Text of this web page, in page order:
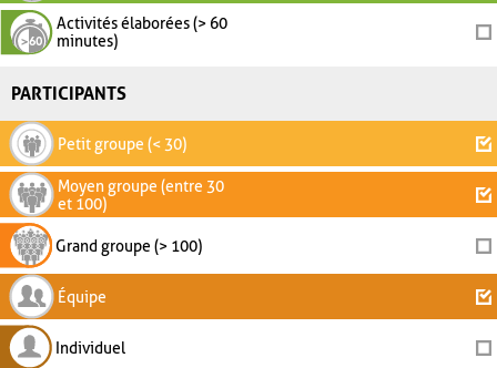
Activités élaborées (> 60
minutes)
PARTICIPANTS
Petit groupe (< 30)
Moyen groupe (entre 30
et 100)
Grand groupe (> 100)
Équipe
Individuel